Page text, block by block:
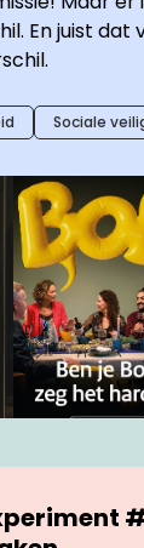
En juist dat
Sociale